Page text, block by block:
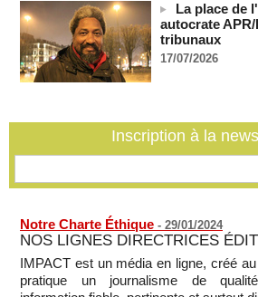
francs CFA au Sénégal à travers trois
05/08/2026 -
Election du SG de l’ONU : L'Afrique
région qui affaiblit le principe de rotation
L’UE débloque 1,4 milliard d’euros de
gelés pour financer l’Ukraine
La place de
autocrate
tribunaux
17/07/2026
Inscription à la
Notre Charte Éthique - 29/01/2024
NOS LIGNES DIRECTRICES
IMPACT est un média en ligne, créé
pratique un journalisme de